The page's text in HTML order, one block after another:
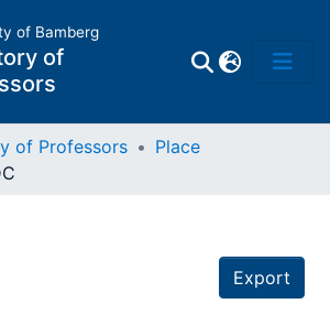
of Bamberg
of
of Professors
Place
Export